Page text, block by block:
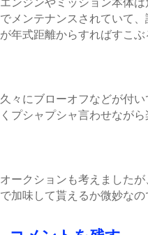
でメンテナンスされていて
が年式距離からすればすこ
久々にブローオフなどが付
くプシャプシャ言わせなが
オークションも考えました
で加味して貰えるか微妙な